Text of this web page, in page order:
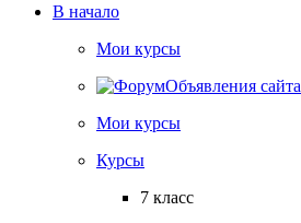
В начало
Мои курсы
Объявления сайта
Мои курсы
Курсы
7 класс